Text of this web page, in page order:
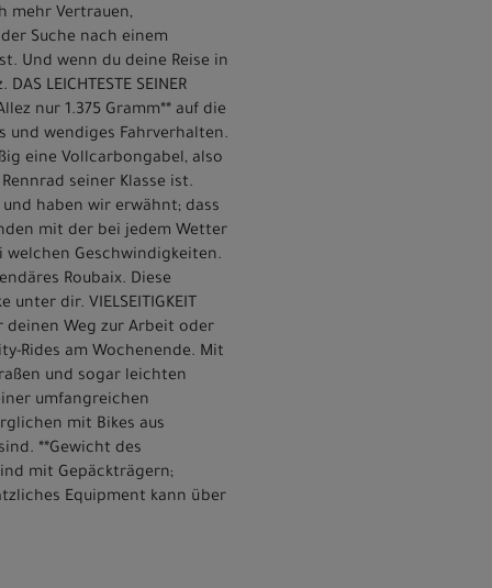
mehr Vertrauen,
Suche nach einem
Und wenn du deine Reise in
LEICHTESTE SEINER
nur 1.375 Gramm** auf die
wendiges Fahrverhalten.
eine Vollcarbongabel, also
seiner Klasse ist.
und haben wir erwähnt; dass
mit der bei jedem Wetter
Geschwindigkeiten.
Roubaix. Diese
dir. VIELSEITIGKEIT
deinen Weg zur Arbeit oder
Rides am Wochenende. Mit
und sogar leichten
umfangreichen
mit Bikes aus
**Gewicht des
mit Gepäckträgern;
Equipment kann über